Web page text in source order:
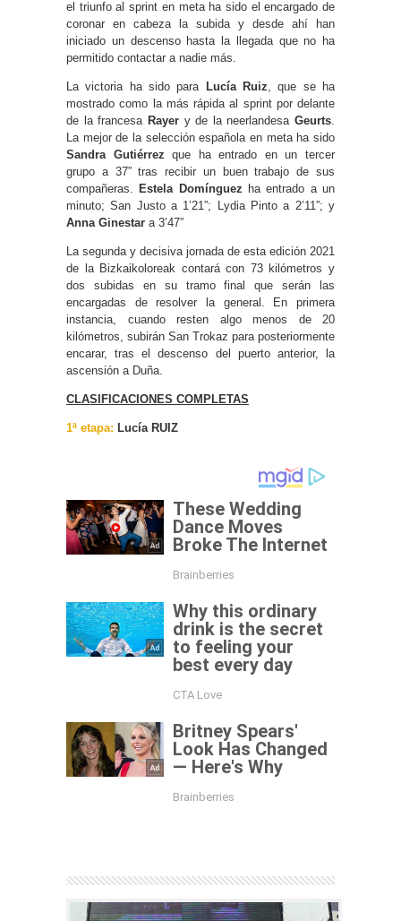
el triunfo al sprint en meta ha sido el encargado de
coronar en cabeza la subida y desde ahí han
iniciado un descenso hasta la llegada que no ha
permitido contactar a nadie más.
La victoria ha sido para Lucía Ruiz , que se ha
mostrado como la más rápida al sprint por delante
de la francesa Rayery de la neerlandesa Geurts
La mejor de la selección española en meta ha sido
Sandra Gutiérrez que ha entrado en un tercer
grupo a 37” tras recibir un buen trabajo de sus
compañeras.
Estela Domínguez ha entrado a un
minuto; San Justo a 1’21”; Lydia Pinto a 2’11”; y
Anna Ginestar a 3’47”
La segunda y decisiva jornada de esta edición 2021
de la Bizkaikoloreak contará con 73 kilómetros y
dos subidas en su tramo final que serán las
encargadas de resolver la general. En primera
instancia, cuando resten algo menos de 20
kilómetros, subirán San Trokaz para posteriormente
encarar, tras el descenso del puerto anterior, la
ascensión a Duña.
CLASIFICACIONES COMPLETAS
1ª etapa: Lucía RUIZ